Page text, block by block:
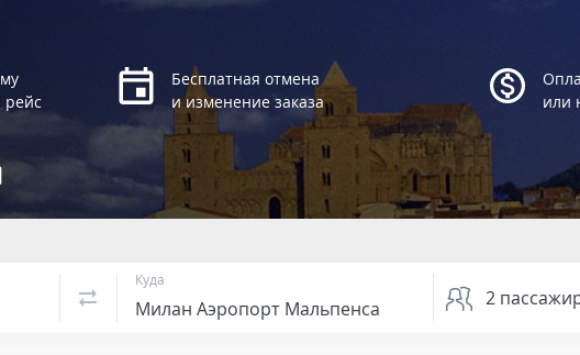
рейс
Бесплатная отмена
и изменение заказа
или
Куда
2